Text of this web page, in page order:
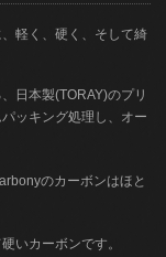
軽く、硬く、そして綺
日本製(TORAY)のプリ
ッキング処理し、オー
のカーボンはほと
いカーボンです。